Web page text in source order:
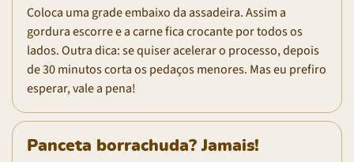
Coloca uma grade embaixo da assadeira. Assim a
gordura escorre e a carne fica crocante por todos os
lados. Outra dica: se quiser acelerar o processo, depois
de 30 minutos corta os pedaços menores. Mas eu prefiro
esperar, vale a pena!
Panceta borrachuda? Jamais!